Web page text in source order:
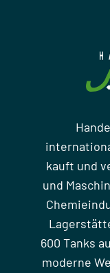
kauft und
und
600 Tanks
moderne